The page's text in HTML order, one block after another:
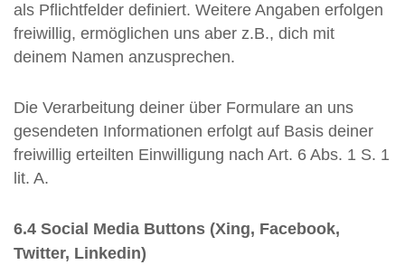
als Pflichtfelder definiert. Weitere Angaben erfolgen
freiwillig, ermöglichen uns aber z.B., dich mit
deinem Namen anzusprechen.
Die Verarbeitung deiner über Formulare an uns
gesendeten Informationen erfolgt auf Basis deiner
freiwillig erteilten Einwilligung nach Art. 6 Abs. 1 S. 1
lit. A.
6.4 Social Media Buttons (Xing, Facebook,
Twitter, Linkedin)